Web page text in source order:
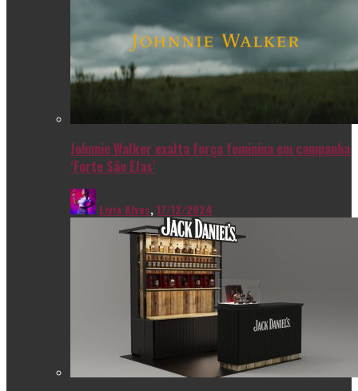
Johnnie Walker exalta força feminina em campanha
‘Forte São Elas’
Livia Alves,17/12/2024